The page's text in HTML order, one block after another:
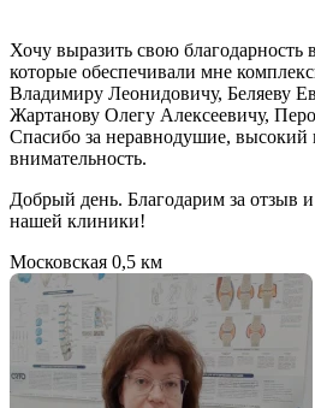
Хочу выразить свою благодарность
которые обеспечивали мне
Владимиру Леонидовичу, Беляеву
Жартанову Олегу Алексеевичу,
Спасибо за неравнодушие, высокий
внимательность.
Добрый день. Благодарим за отзыв
нашей клиники!
Московская 0,5 км